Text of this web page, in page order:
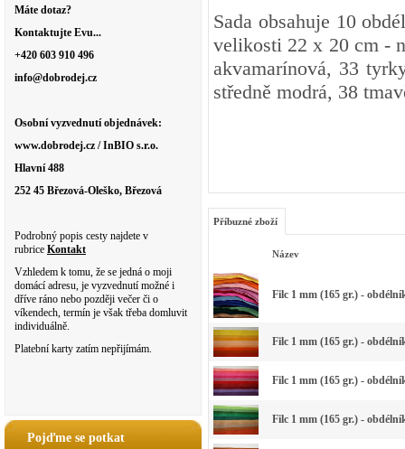
Máte dotaz?
Kontaktujte Evu...
+420 603 910 496
info@dobrodej.cz
Osobní vyzvednutí objednávek:
www.dobrodej.cz / InBIO s.r.o.
Hlavní 488
252 45 Březová-Oleško, Březová
Podrobný popis cesty najdete v
rubrice Kontakt
Vzhledem k tomu, že se jedná o moji
domácí adresu, je vyzvednutí možné i
dříve ráno nebo později večer či o
víkendech, termín je však třeba domluvit
individuálně.
Platební karty zatím nepřijímám.
Pojďme se potkat
Sada obsahuje 10
velikosti 22 x 20 cm -
akvamarínová, 33
středně modrá, 38
Příbuzné zboží
Název
Filc 1 mm (165 gr.) -
Filc 1 mm (165 gr.) -
Filc 1 mm (165 gr.) -
Filc 1 mm (165 gr.) -